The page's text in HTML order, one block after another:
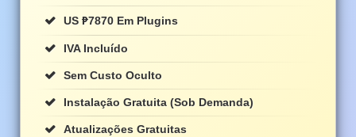
US ₱7870 Em Plugins
IVA Incluído
Sem Custo Oculto
Instalação Gratuita (sob Demanda)
Atualizações Gratuitas